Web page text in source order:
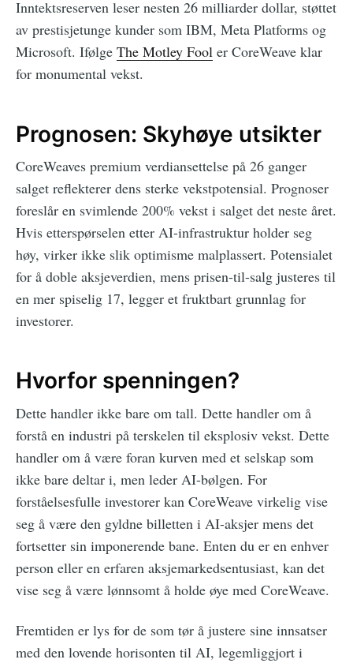
Inntektsreserven leser nesten 26 milliarder dollar, støttet
av prestisjetunge kunder som IBM, Meta Platforms og
Microsoft. Ifølge The Motley Fool er CoreWeave klar
for monumental vekst.
Prognosen: Skyhøye utsikter
CoreWeaves premium verdiansettelse på 26 ganger
salget reflekterer dens sterke vekstpotensial. Prognoser
foreslår en svimlende 200% vekst i salget det neste året.
Hvis etterspørselen etter AI-infrastruktur holder seg
høy, virker ikke slik optimisme malplassert. Potensialet
for å doble aksjeverdien, mens prisen-til-salg justeres til
en mer spiselig 17, legger et fruktbart grunnlag for
investorer.
Hvorfor spenningen?
Dette handler ikke bare om tall. Dette handler om å
forstå en industri på terskelen til eksplosiv vekst. Dette
handler om å være foran kurven med et selskap som
ikke bare deltar i, men leder AI-bølgen. For
forståelsesfulle investorer kan CoreWeave virkelig vise
seg å være den gyldne billetten i AI-aksjer mens det
fortsetter sin imponerende bane. Enten du er en enhver
person eller en erfaren aksjemarkedsentusiast, kan det
vise seg å være lønnsomt å holde øye med CoreWeave.
Fremtiden er lys for de som tør å justere sine innsatser
med den lovende horisonten til AI, legemliggjort i